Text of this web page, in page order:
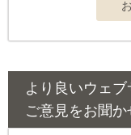
より良いウェ
ご意見をお聞